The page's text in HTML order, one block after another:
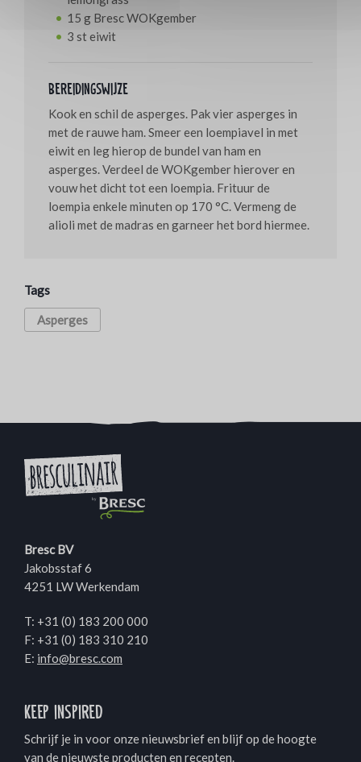
15 g Bresc WOKgember
3 st eiwit
Bereidingswijze
Kook en schil de asperges. Pak vier asperges in
met de rauwe ham. Smeer een loempiavel in met
eiwit en leg hierop de bundel van ham en
asperges. Verdeel de WOKgember hierover en
vouw het dicht tot een loempia. Frituur de
loempia enkele minuten op 170 °C. Vermeng de
alioli met de madras en garneer het bord hiermee.
Tags
Asperges
Bresc BV
Jakobsstaf 6
4251 LW Werkendam
T: +31 (0) 183 200 000
F: +31 (0) 183 310 210
E: info@bresc.com
Keep inspired
Schrijf je in voor onze nieuwsbrief en blijf op de hoogte
van de nieuwste producten en recepten.